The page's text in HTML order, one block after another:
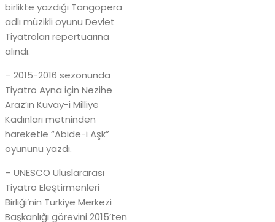
birlikte yazdığı Tangopera
adlı müzikli oyunu Devlet
Tiyatroları repertuarına
alındı.
– 2015-2016 sezonunda
Tiyatro Ayna için Nezihe
Araz’ın Kuvay-i Milliye
Kadınları metninden
hareketle “Abide-i Aşk”
oyununu yazdı.
– UNESCO Uluslararası
Tiyatro Eleştirmenleri
Birliği’nin Türkiye Merkezi
Başkanlığı görevini 2015’ten